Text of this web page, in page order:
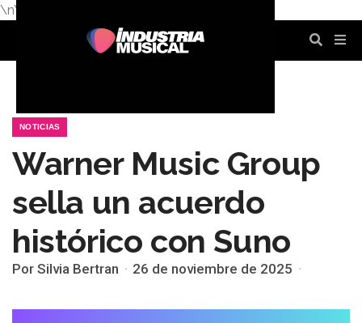
\n\n
NOTICIAS
Warner Music Group
sella un acuerdo
histórico con Suno
Por Silvia Bertran 26 de noviembre de 2025